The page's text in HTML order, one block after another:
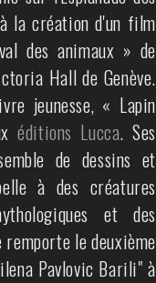
la création d'un film
des animaux » de
Hall de Genève.
jeunesse, « Lapin
éditions Lucca. Ses
de dessins et
à des créatures
et des
le deuxième
Pavlovic Barili" à